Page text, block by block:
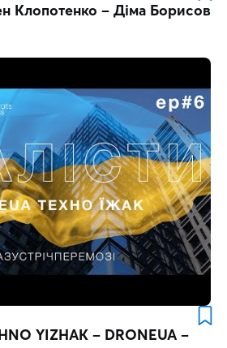
Клопотенко – Діма Борисов
YIZHAK – DRONЕUA –